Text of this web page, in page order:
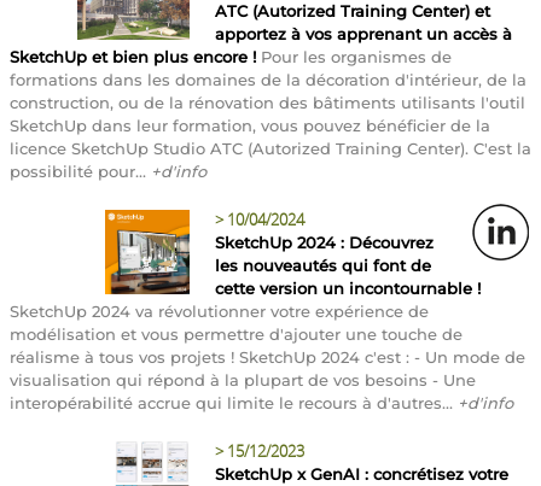
ATC (Autorized Training Center) et
apportez à vos apprenant un accès à
SketchUp et bien plus encore ! Pour les organismes de
formations dans les domaines de la décoration d'intérieur, de la
construction, ou de la rénovation des bâtiments utilisants l'outil
SketchUp dans leur formation, vous pouvez bénéficier de la
licence SketchUp Studio ATC (Autorized Training Center). C'est la
possibilité pour... +d'info
> 10/04/2024
SketchUp 2024 : Découvrez
les nouveautés qui font de
cette version un incontournable !
SketchUp 2024 va révolutionner votre expérience de
modélisation et vous permettre d'ajouter une touche de
réalisme à tous vos projets ! SketchUp 2024 c'est : - Un mode de
visualisation qui répond à la plupart de vos besoins - Une
interopérabilité accrue qui limite le recours à d'autres... +d'info
> 15/12/2023
SketchUp x GenAI : concrétisez votre